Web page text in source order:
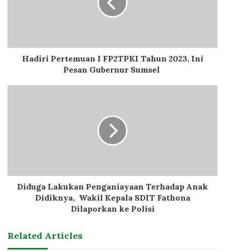
Hadiri Pertemuan I FP2TPKI Tahun 2023, Ini
Pesan Gubernur Sumsel
Diduga Lakukan Penganiayaan Terhadap Anak
Didiknya, Wakil Kepala SDIT Fathona
Dilaporkan ke Polisi
Related Articles